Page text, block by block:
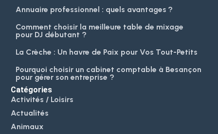
Annuaire professionnel : quels avantages ?
Comment choisir la meilleure table de mixage
pour DJ débutant ?
La Crèche : Un havre de Paix pour Vos Tout-Petits
Pourquoi choisir un cabinet comptable à Besançon
pour gérer son entreprise ?
Catégories
Activités / Loisirs
Actualités
Animaux